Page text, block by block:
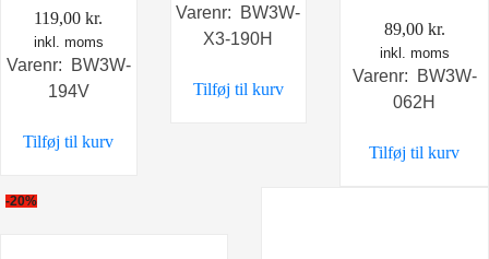
119,00kr.
inkl. moms
Varenr: BW3W-
194V
Tilføj til kurv
Varenr: BW3W-
X3-190H
Tilføj til kurv
89,00 kr.
inkl. moms
Varenr: BW3W-
062H
Tilføj til kurv
-20%